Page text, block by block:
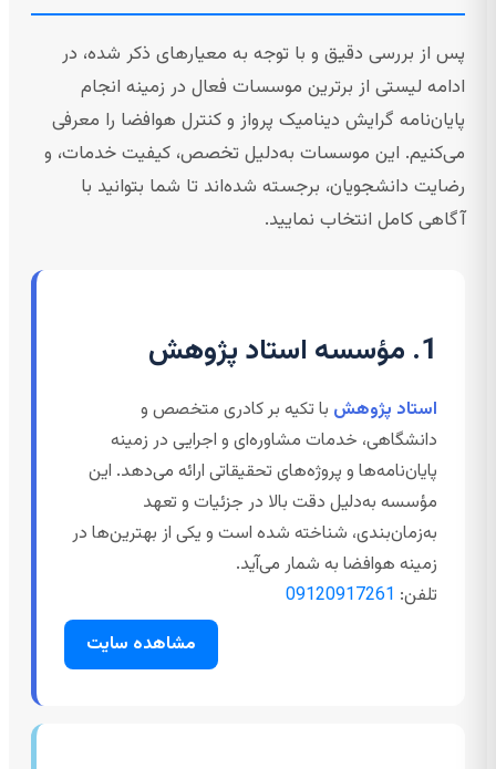
پس از بررسی دقیق و با توجه به معیارهای ذکر شده، در
ادامه لیستی از برترین موسسات فعال در زمینه انجام
پایان‌نامه گرایش دینامیک پرواز و کنترل هوافضا را معرفی
می‌کنیم. این موسسات به‌دلیل تخصص، کیفیت خدمات، و
رضایت دانشجویان، برجسته شده‌اند تا شما بتوانید با
آگاهی کامل انتخاب نمایید.
1. مؤسسه استاد پژوهش
استاد پژوهش با تکیه بر کادری متخصص و
دانشگاهی، خدمات مشاوره‌ای و اجرایی در زمینه
پایان‌نامه‌ها و پروژه‌های تحقیقاتی ارائه می‌دهد. این
مؤسسه به‌دلیل دقت بالا در جزئیات و تعهد
به‌زمان‌بندی، شناخته شده است و یکی از بهترین‌ها در
زمینه هوافضا به شمار می‌آید.
تلفن: 09120917261
مشاهده سایت